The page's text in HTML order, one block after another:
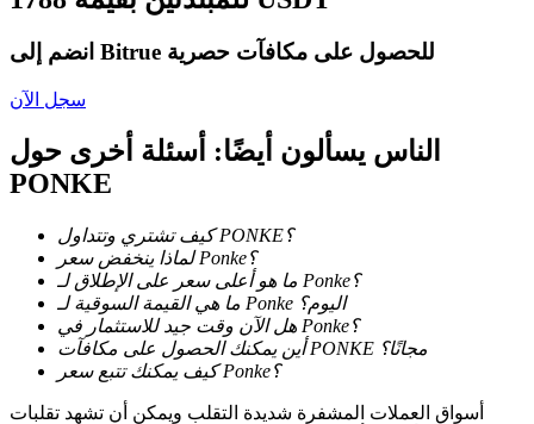
Launchpool
عمليات احتجاز BTR
استثمارات حصرية لحاملي BTR
انضم إلى Bitrue للحصول على مكافآت حصرية
سجل الآن
الناس يسألون أيضًا: أسئلة أخرى حول
PONKE
كيف تشتري وتتداول PONKE؟
لماذا ينخفض سعر Ponke؟
ما هو أعلى سعر على الإطلاق لـ Ponke؟
ما هي القيمة السوقية لـ Ponke اليوم؟
هل الآن وقت جيد للاستثمار في Ponke؟
أين يمكنك الحصول على مكافآت PONKE مجانًا؟
كيف يمكنك تتبع سعر Ponke؟
أسواق العملات المشفرة شديدة التقلب ويمكن أن تشهد تقلبات